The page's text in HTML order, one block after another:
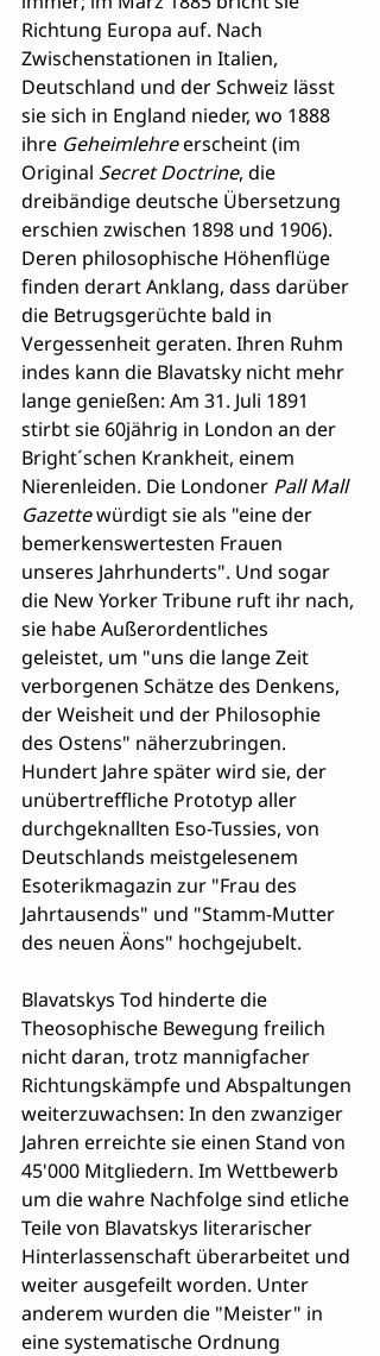
Richtung Europa auf. Nach
Zwischenstationen in Italien,
Deutschland und der Schweiz lässt
sie sich in England nieder, wo 1888
ihre Geheimlehre erscheint (im
Original Secret Doctrine, die
dreibändige deutsche Übersetzung
erschien zwischen 1898 und 1906).
Deren philosophische Höhenflüge
finden derart Anklang, dass darüber
die Betrugsgerüchte bald in
Vergessenheit geraten. Ihren Ruhm
indes kann die Blavatsky nicht mehr
lange genießen: Am 31. Juli 1891
stirbt sie 60jährig in London an der
Bright´schen Krankheit, einem
Nierenleiden. Die Londoner Pall Mall
Gazette würdigt sie als "eine der
bemerkenswertesten Frauen
unseres Jahrhunderts". Und sogar
die New Yorker Tribune ruft ihr nach,
sie habe Außerordentliches
geleistet, um "uns die lange Zeit
verborgenen Schätze des Denkens,
der Weisheit und der Philosophie
des Ostens" näherzubringen.
Hundert Jahre später wird sie, der
unübertreffliche Prototyp aller
durchgeknallten Eso-Tussies, von
Deutschlands meistgelesenem
Esoterikmagazin zur "Frau des
Jahrtausends" und "Stamm-Mutter
des neuen Äons" hochgejubelt.
Blavatskys Tod hinderte die
Theosophische Bewegung freilich
nicht daran, trotz mannigfacher
Richtungskämpfe und Abspaltungen
weiterzuwachsen: In den zwanziger
Jahren erreichte sie einen Stand von
45'000 Mitgliedern. Im Wettbewerb
um die wahre Nachfolge sind etliche
Teile von Blavatskys literarischer
Hinterlassenschaft überarbeitet und
weiter ausgefeilt worden. Unter
anderem wurden die "Meister" in
eine systematische Ordnung